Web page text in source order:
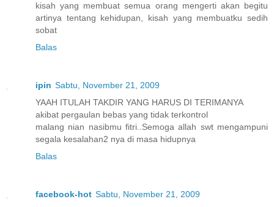
kisah yang membuat semua orang mengerti akan begitu
artinya tentang kehidupan, kisah yang membuatku sedih
sobat
Balas
ipin Sabtu, November 21, 2009
YAAH ITULAH TAKDIR YANG HARUS DI TERIMANYA
akibat pergaulan bebas yang tidak terkontrol
malang nian nasibmu fitri..Semoga allah swt mengampuni
segala kesalahan2 nya di masa hidupnya
Balas
facebook-hot Sabtu, November 21, 2009